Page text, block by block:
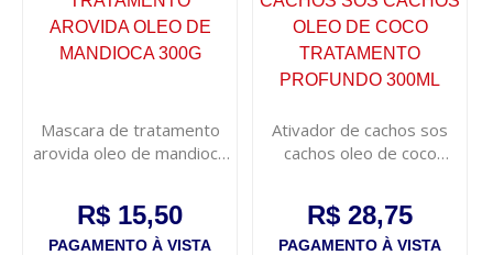
Mascara de tratamento
arovida oleo de mandioca
R$ 15,50
PAGAMENTO À VISTA
Ativador de cachos sos
cachos oleo de coco
R$ 28,75
PAGAMENTO À VISTA